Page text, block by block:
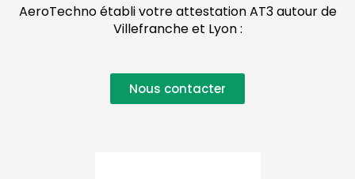
AeroTechno établi votre attestation AT3 autour de
Villefranche et Lyon :
Nous contacter